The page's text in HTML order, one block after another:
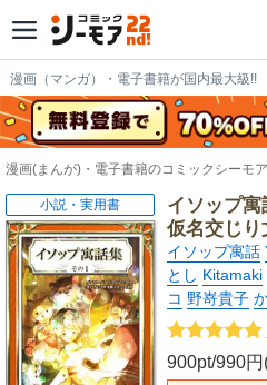
漫画（マンガ）・電子書籍が国内最大級!!
漫画(まんが)・電子書籍のコミックシーモ
イソップ
仮名交じり
イソップ寓話
とし Kitamaki
コ 野嵜貴子
900pt/990
小説・実用書